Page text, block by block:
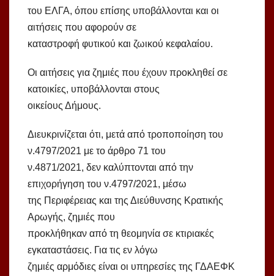
του ΕΛΓΑ, όπου επίσης υποβάλλονται και οι
αιτήσεις που αφορούν σε
καταστροφή φυτικού και ζωικού κεφαλαίου.
Οι αιτήσεις για ζημιές που έχουν προκληθεί σε
κατοικίες, υποβάλλονται στους
οικείους Δήμους.
Διευκρινίζεται ότι, μετά από τροποποίηση του
ν.4797/2021 με το άρθρο 71 του
ν.4871/2021, δεν καλύπτονται από την
επιχορήγηση του ν.4797/2021, μέσω
της Περιφέρειας και της Διεύθυνσης Κρατικής
Αρωγής, ζημιές που
προκλήθηκαν από τη θεομηνία σε κτιριακές
εγκαταστάσεις. Για τις εν λόγω
ζημιές αρμόδιες είναι οι υπηρεσίες της ΓΔΑΕΦΚ